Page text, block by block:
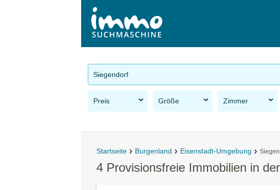
Siegendorf
Preis Größe Zimmer
Startseite Burgenland Eisenstadt-Umgebung
4 Provisionsfreie Immobilien in